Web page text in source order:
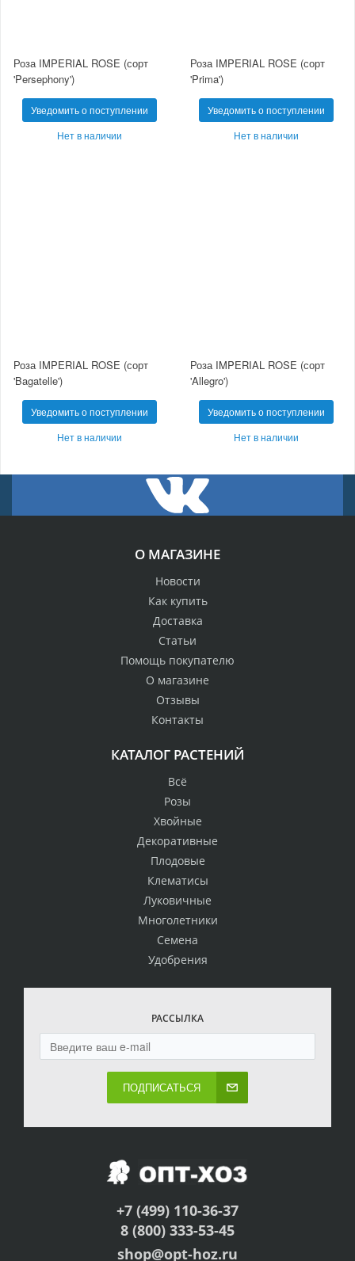
Роза IMPERIAL ROSE (сорт
'Persephony')
Уведомить о поступлении
Нет в наличии
Роза IMPERIAL ROSE (сорт
'Prima')
Уведомить о поступлении
Нет в наличии
Роза IMPERIAL ROSE (сорт
'Bagatelle')
Уведомить о поступлении
Нет в наличии
Роза IMPERIAL ROSE (сорт
'Allegro')
Уведомить о поступлении
Нет в наличии
О МАГАЗИНЕ
Новости
Как купить
Доставка
Статьи
Помощь покупателю
О магазине
Отзывы
Контакты
КАТАЛОГ РАСТЕНИЙ
Всё
Розы
Хвойные
Декоративные
Плодовые
Клематисы
Луковичные
Многолетники
Семена
Удобрения
РАССЫЛКА
ПОДПИСАТЬСЯ
+7 (499) 110-36-37
8 (800) 333-53-45
shop@opt-hoz.ru